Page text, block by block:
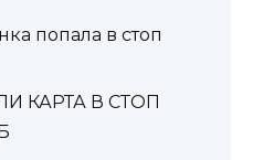
попала в стоп
КАРТА В СТОП